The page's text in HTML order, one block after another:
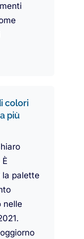
colori
più
palette
nelle